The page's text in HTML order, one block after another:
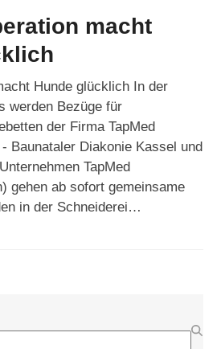
macht
Hunde glücklich In der
werden Bezüge für
der Firma TapMed
Baunataler Diakonie Kassel und
TapMed
gehen ab sofort gemeinsame
in der Schneiderei…